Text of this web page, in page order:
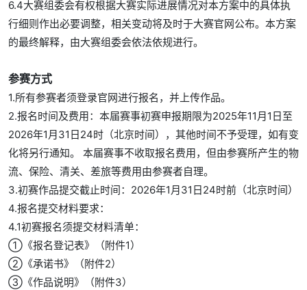
6.4大赛组委会有权根据大赛实际进展情况对本方案中的具体执
行细则作出必要调整，相关变动将及时于大赛官网公布。本方案
的最终解释，由大赛组委会依法依规进行。
参赛方式
1.所有参赛者须登录官网进行报名，并上传作品。
2.报名时间及费用：本届赛事初赛申报期限为2025年11月1日至
2026年1月31日24时（北京时间），其他时间不予受理，如有变
化将另行通知。 本届赛事不收取报名费用，但由参赛所产生的物
流、保险、清关、差旅等费用由参赛者自理。
3.初赛作品提交截止时间：2026年1月31日24时前（北京时间）
4.报名提交材料要求：
4.1初赛报名须提交材料清单：
①《报名登记表》（附件1）
②《承诺书》（附件2）
③《作品说明》（附件3）